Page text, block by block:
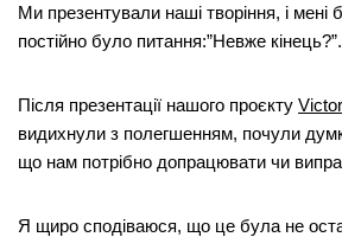
Ми презентували наші творіння, і мені
постійно було питання:”Невже кінець?”.
Після презентації нашого проєкту
видихнули з полегшенням, почули
що нам потрібно допрацювати чи
Я щиро сподіваюся, що це була не